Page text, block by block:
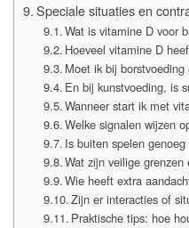
Speciale situaties en
Wat is vitamine D voor
Hoeveel vitamine D
Moet ik bij
En bij kunstvoeding, is
Wanneer start ik met
Welke signalen wijzen
Is buiten spelen
Wat zijn veilige
Wie heeft extra
Zijn er interacties of
Praktische tips: hoe